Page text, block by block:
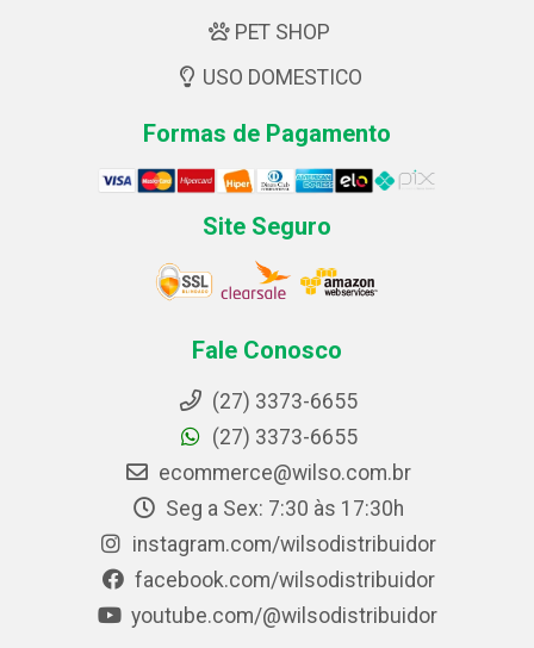
PET SHOP
USO DOMESTICO
Formas de Pagamento
Site Seguro
Fale Conosco
(27) 3373-6655
(27) 3373-6655
ecommerce@wilso.com.br
Seg a Sex: 7:30 às 17:30h
instagram.com/wilsodistribuidor
facebook.com/wilsodistribuidor
youtube.com/@wilsodistribuidor